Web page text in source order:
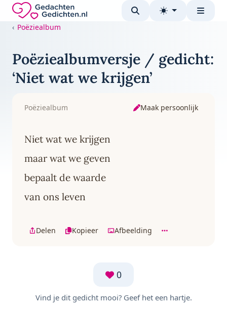
Direct naar de inhoud
Gedachten-Gedichten.nl — naar de homepage
Poëziealbum
Poëziealbumversje / gedicht:
‘Niet wat we krijgen’
Poëziealbum Maak persoonlijk
Niet wat we krijgen
maar wat we geven
bepaalt de waarde
van ons leven
Delen Kopieer Afbeelding
0
Vind je dit gedicht mooi? Geef het een hartje.